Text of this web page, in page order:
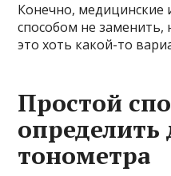
Конечно, медицинские
способом не заменить,
это хоть какой-то
Простой
определить
тонометра